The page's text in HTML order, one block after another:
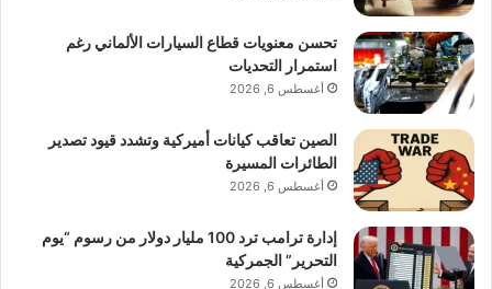
تحسن معنويات قطاع السيارات الألماني رغم
استمرار التحديات
أغسطس 6, 2026
الصين تعاقب كيانات أميركية وتشدد قيود تصدير
الطائرات المسيرة
أغسطس 6, 2026
إدارة ترامب ترد 100 مليار دولار من رسوم “يوم
التحرير” الجمركية
أغسطس 6, 2026